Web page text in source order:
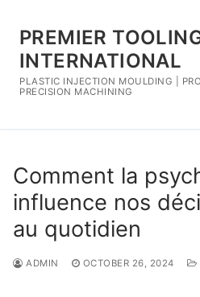
content
PREMIER
INTERNATIONAL
PLASTIC INJECTION MOULDING |
PRECISION MACHINING
Comment la
influence nos
au quotidien
ADMIN OCTOBER 26, 2024